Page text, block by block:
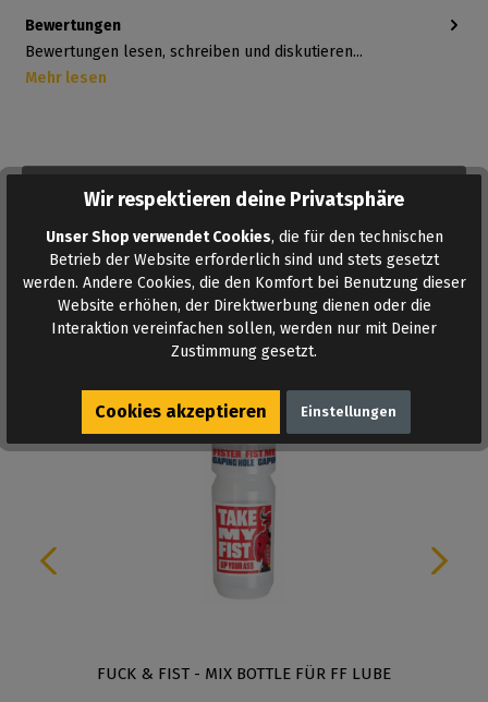
AUF DEN MERKZETTEL
Bewertungen
Bewertungen lesen, schreiben und diskutieren...
Mehr lesen
Ähnliche Produkte
FUCK & FIST - MIX BOTTLE FÜR FF LUBE
Wir respektieren deine Privatsphäre
Unser Shop verwendet Cookies, die für den technischen
Betrieb der Website erforderlich sind und stets gesetzt
werden. Andere Cookies, die den Komfort bei Benutzung dieser
Website erhöhen, der Direktwerbung dienen oder die
Interaktion vereinfachen sollen, werden nur mit Deiner
Zustimmung gesetzt.
Cookies akzeptieren Einstellungen